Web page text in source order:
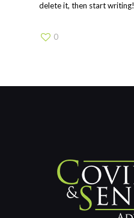
delete it, then start writing!
0